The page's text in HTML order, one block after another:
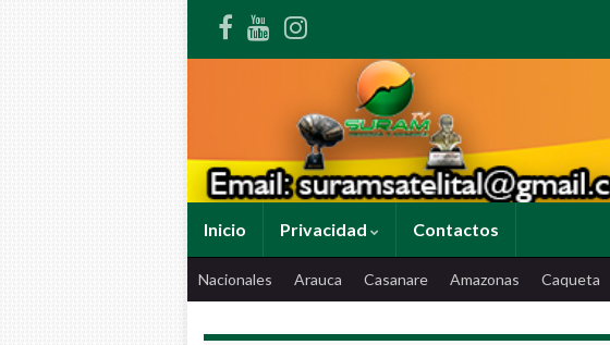
Inicio Privacidad Contactos
Nacionales Arauca Casanare Amazonas Caqueta